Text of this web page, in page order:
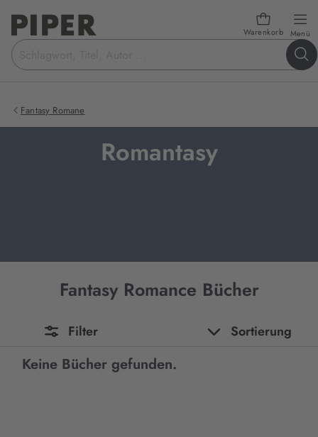
Warenkorb Menü
Suchbegriff
eingeben
Fantasy Romane
Romantasy
Fantasy Romance Bücher
Filter Sortierung
Keine Bücher gefunden.